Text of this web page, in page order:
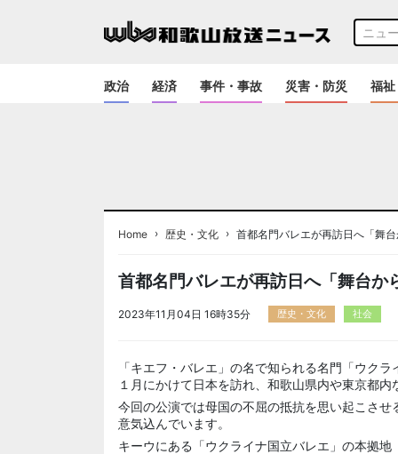
政治 経済 事件・事故 災害・防災 福
Home › 歴史・文化 › 首都名門バレエが再訪日へ「舞
首都名門バレエが再訪日へ「舞台か
2023年11月04日 16時35分 歴史・文化 社会
「キエフ・バレエ」の名で知られる名門「ウク
１月にかけて日本を訪れ、和歌山県内や東京都
今回の公演では母国の不屈の抵抗を思い起こさ
意気込んでいます。
キーウにある「ウクライナ国立バレエ」の本拠